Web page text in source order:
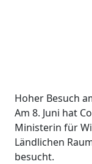
Hoher Besuch
Am 8. Juni hat
Ministerin für
Ländlichen
besucht.